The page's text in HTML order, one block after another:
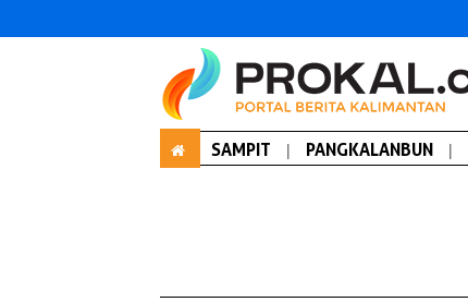
SAMPIT | PANGKALANBUN |